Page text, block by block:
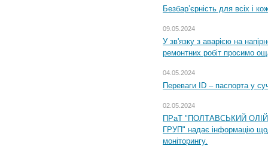
Безбар’єрність для всіх і
09.05.2024
У зв'язку з аварією на
ремонтних робіт просимо
04.05.2024
Переваги ID – паспорта у
02.05.2024
ПРаТ "ПОЛТАВСЬКИЙ
ГРУП" надає інформацію
моніторингу.